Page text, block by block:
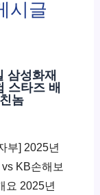
시글
삼성화재
스타즈 배
놈
부] 2025년
KB손해보
요 2025년